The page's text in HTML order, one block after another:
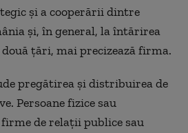
şi a cooperării dintre
şi, în general, la întărirea
ţări, mai precizează firma.
pregătirea şi distribuirea de
Persoane fizice sau
de relaţii publice sau